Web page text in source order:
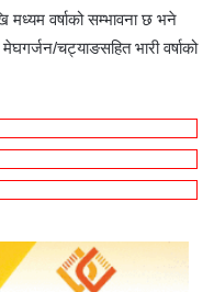
वर्षाको सम्भावना छ भने
चट्याङसहित भारी वर्षाको